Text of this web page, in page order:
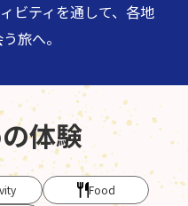
ビティを通して、各地
旅へ。
体験
Food